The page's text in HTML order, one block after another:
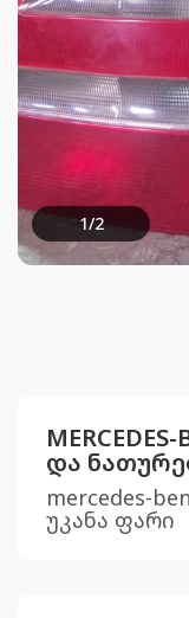
1/2
და
mercedes-
უკანა ფარი